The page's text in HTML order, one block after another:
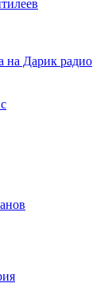
на Дарик радио